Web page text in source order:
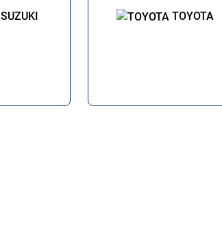
SUZUKI TOYOTA